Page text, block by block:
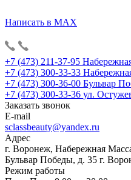
Написать в MAX
+7 (473) 211-37-95
+7 (473) 300-33-33
+7 (473) 300-36-00 Бульвар
+7 (473) 300-33-36 ул.
Заказать звонок
E-mail
sclassbeauty@yandex.ru
Адрес
г. Воронеж, Набережная
Бульвар Победы, д. 35 г.
Режим работы